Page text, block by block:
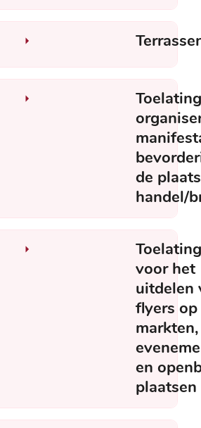
de
handel/
Toelating
voor het
uitdelen
flyers op
markten,
en
plaatsen